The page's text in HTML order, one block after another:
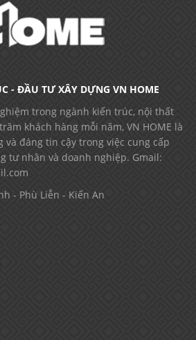
- ĐẦU TƯ XÂY DỰNG VN HOME
trong ngành kiến trúc, nội thất
khách hàng mỗi năm, VN HOME là
và đáng tin cậy trong việc cung cấp
tư nhân và doanh nghiệp. Gmail:
- Phù Liễn - Kiến An